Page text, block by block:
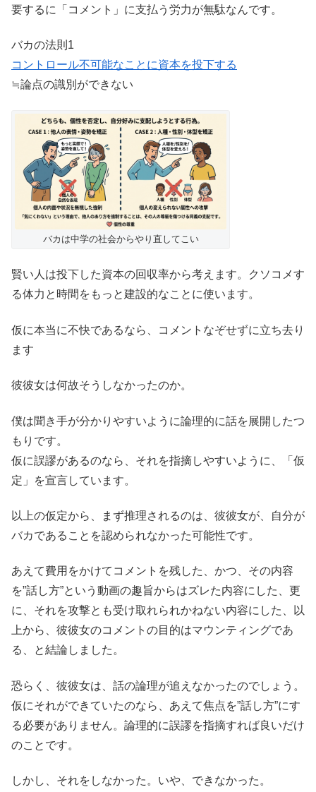
要するに「コメント」に支払う労力が無駄なんです。
バカの法則1
コントロール不可能なことに資本を投下する
≒論点の識別ができない
バカは中学の社会からやり直してこい
賢い人は投下した資本の回収率から考えます。クソコメす
る体力と時間をもっと建設的なことに使います。
仮に本当に不快であるなら、コメントなぞせずに立ち去り
ます
彼彼女は何故そうしなかったのか。
僕は聞き手が分かりやすいように論理的に話を展開したつ
もりです。
仮に誤謬があるのなら、それを指摘しやすいように、「仮
定」を宣言しています。
以上の仮定から、まず推理されるのは、彼彼女が、自分が
バカであることを認められなかった可能性です。
あえて費用をかけてコメントを残した、かつ、その内容
を”話し方”という動画の趣旨からはズレた内容にした、更
に、それを攻撃とも受け取れられかねない内容にした、以
上から、彼彼女のコメントの目的はマウンティングであ
る、と結論しました。
恐らく、彼彼女は、話の論理が追えなかったのでしょう。
仮にそれができていたのなら、あえて焦点を”話し方”にす
る必要がありません。論理的に誤謬を指摘すれば良いだけ
のことです。
しかし、それをしなかった。いや、できなかった。